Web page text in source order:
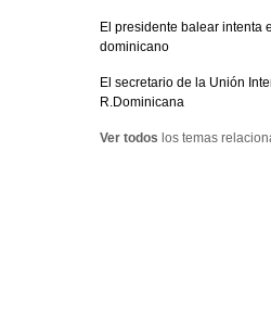
El presidente balear intenta
dominicano
El secretario de la Unión
R.Dominicana
Ver todos los temas